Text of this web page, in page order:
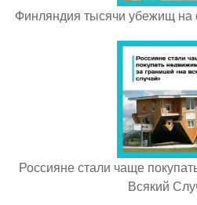
Финляндия тысячи убежищ на
Россияне стали чаще
Всякий